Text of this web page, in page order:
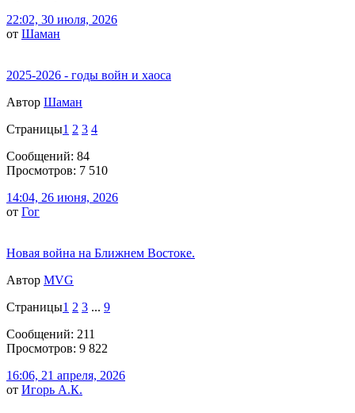
22:02, 30 июля, 2026
от Шаман
2025-2026 - годы войн и хаоса
Автор Шаман
Страницы1 2 3 4
Сообщений: 84
Просмотров: 7 510
14:04, 26 июня, 2026
от Гог
Новая война на Ближнем Востоке.
Автор MVG
Страницы1 2 3 ... 9
Сообщений: 211
Просмотров: 9 822
16:06, 21 апреля, 2026
от Игорь А.К.